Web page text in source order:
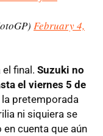
February 4,
final. Suzuki no
el viernes 5 de
pretemporada
ni siquiera se
cuenta que aún